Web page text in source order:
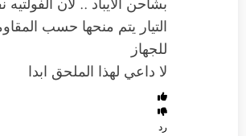
التيار يتم منحها حسب
للجهاز
لا داعي لهذا الملحق ابدا
رد